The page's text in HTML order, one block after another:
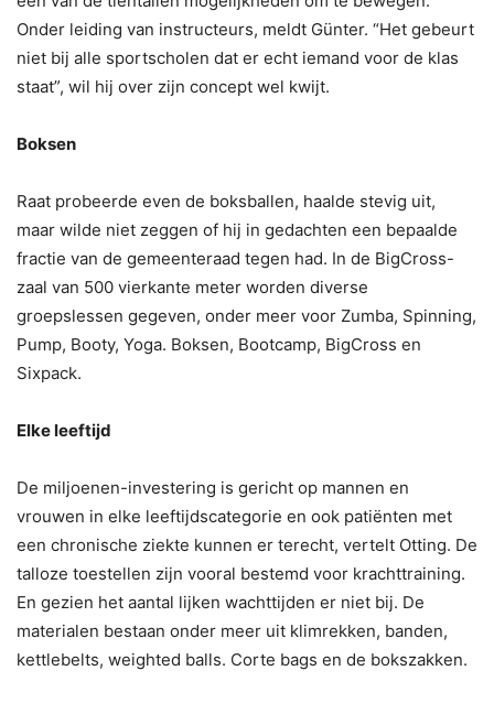
Onder leiding van instructeurs, meldt Günter. “Het gebeurt
niet bij alle sportscholen dat er echt iemand voor de klas
staat”, wil hij over zijn concept wel kwijt.
Boksen
Raat probeerde even de boksballen, haalde stevig uit,
maar wilde niet zeggen of hij in gedachten een bepaalde
fractie van de gemeenteraad tegen had. In de BigCross-
zaal van 500 vierkante meter worden diverse
groepslessen gegeven, onder meer voor Zumba, Spinning,
Pump, Booty, Yoga. Boksen, Bootcamp, BigCross en
Sixpack.
Elke leeftijd
De miljoenen-investering is gericht op mannen en
vrouwen in elke leeftijdscategorie en ook patiënten met
een chronische ziekte kunnen er terecht, vertelt Otting. De
talloze toestellen zijn vooral bestemd voor krachttraining.
En gezien het aantal lijken wachttijden er niet bij. De
materialen bestaan onder meer uit klimrekken, banden,
kettlebelts, weighted balls. Corte bags en de bokszakken.